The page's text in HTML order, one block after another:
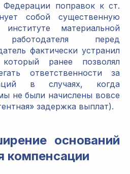
поправок к ст.
собой существенную
материальной
работодателя перед
фактически устранил
ранее позволял
ответственности за
в случаях, когда
не были начислены вовсе
задержка выплат).
оснований
компенсации